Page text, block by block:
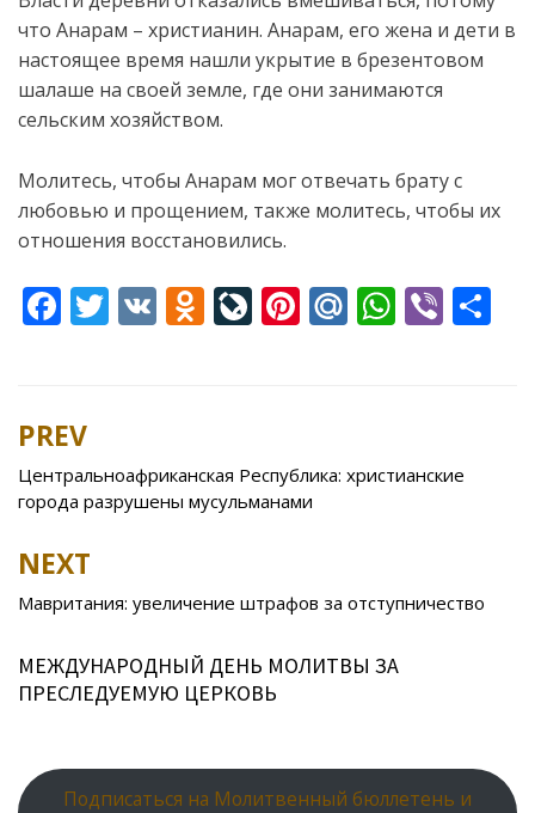
что Анарам – христианин. Анарам, его жена и дети в
настоящее время нашли укрытие в брезентовом
шалаше на своей земле, где они занимаются
сельским хозяйством.
Молитесь, чтобы Анарам мог отвечать брату с
любовью и прощением, также молитесь, чтобы их
отношения восстановились.
F
b
o
o
T V O
kl
as
ki
Li
u
r
Pi
st
M
u
W
A
p
Vi
Post
navigation
PREV
Центральноафриканская Республика: христианские
города разрушены мусульманами
NEXT
Мавритания: увеличение штрафов за отступничество
МЕЖДУНАРОДНЫЙ ДЕНЬ МОЛИТВЫ ЗА
ПРЕСЛЕДУЕМУЮ ЦЕРКОВЬ
Подписаться на Молитвенный бюллетень и